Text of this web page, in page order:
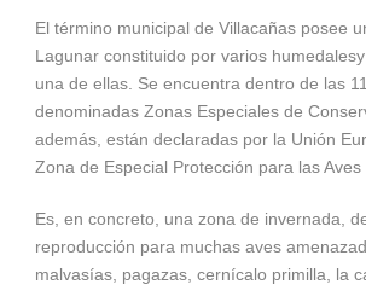
El término municipal de Villacañas posee
Lagunar constituido por varios
una de ellas. Se encuentra dentro de las
denominadas Zonas Especiales de
además, están declaradas por la Unión
Zona de Especial Protección para las Aves
Es, en concreto, una zona de invernada,
reproducción para muchas aves
malvasías, pagazas, cernícalo primilla, la